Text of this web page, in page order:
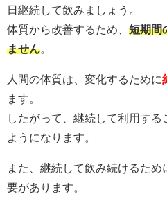
日継続して飲みましょう。
体質から改善するため、 短期間
ません
人間の体質は、変化するために
ます。
したがって、継続して利用す
ようになります。
また、継続して飲み続けるため
要があります。